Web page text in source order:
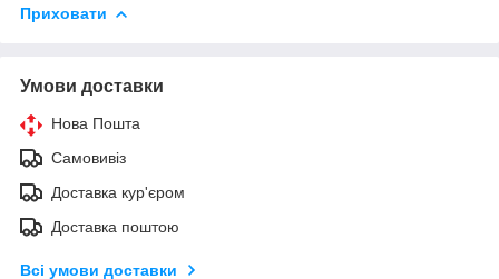
Приховати
Умови доставки
Нова Пошта
Самовивіз
Доставка кур'єром
Доставка поштою
Всі умови доставки